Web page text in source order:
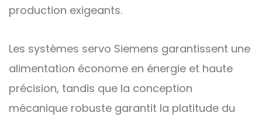
production exigeants.
Les systèmes servo Siemens garantissent une
alimentation économe en énergie et haute
précision, tandis que la conception
mécanique robuste garantit la platitude du